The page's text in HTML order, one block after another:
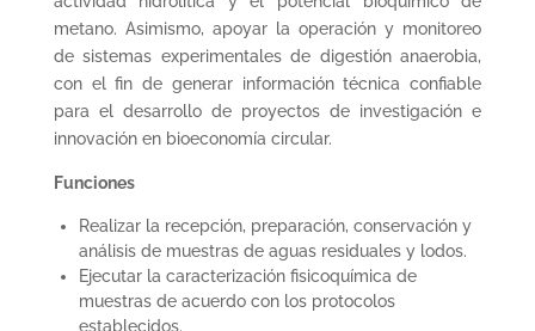
metano. Asimismo, apoyar la operación y monitoreo
de sistemas experimentales de digestión anaerobia,
con el fin de generar información técnica confiable
para el desarrollo de proyectos de investigación e
innovación en bioeconomía circular.
Funciones
Realizar la recepción, preparación, conservación y
análisis de muestras de aguas residuales y lodos.
Ejecutar la caracterización fisicoquímica de
muestras de acuerdo con los protocolos
establecidos.